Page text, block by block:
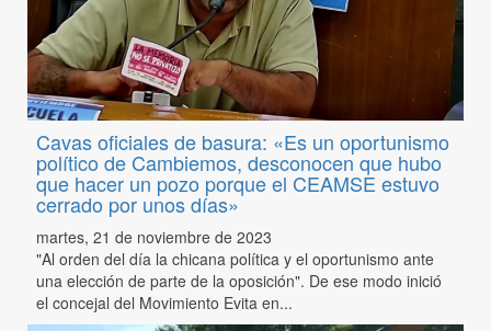
Cavas oficiales de basura: «Es un oportunismo
político de Cambiemos, desconocen que hubo
que hacer un pozo porque el CEAMSE estuvo
cerrado por unos días»
martes, 21 de noviembre de 2023
"Al orden del día la chicana política y el oportunismo ante
una elección de parte de la oposición". De ese modo inició
el concejal del Movimiento Evita en...